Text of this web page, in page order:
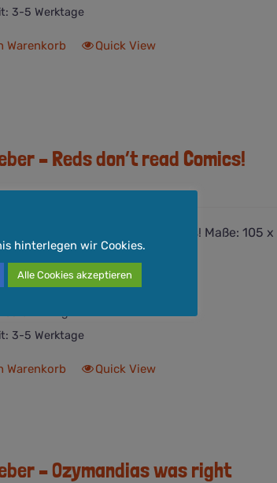
3-5 Werktage
Warenkorb Quick View
– Reds don’t read Comics!
weiß: Reds don't read Comics! Maße: 105
Rückseite geschlitzt.
MwSt.
3-5 Werktage
Warenkorb Quick View
– Ozymandias was right
hinterlegen wir Cookies.
Alle Cookies akzeptieren